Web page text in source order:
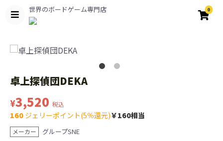
世界のボードゲーム専門店 0
卓上探偵団DEKA
¥3,520 税込
160 ジェリーポイント(5％還元)￥160相当
メーカー グループSNE